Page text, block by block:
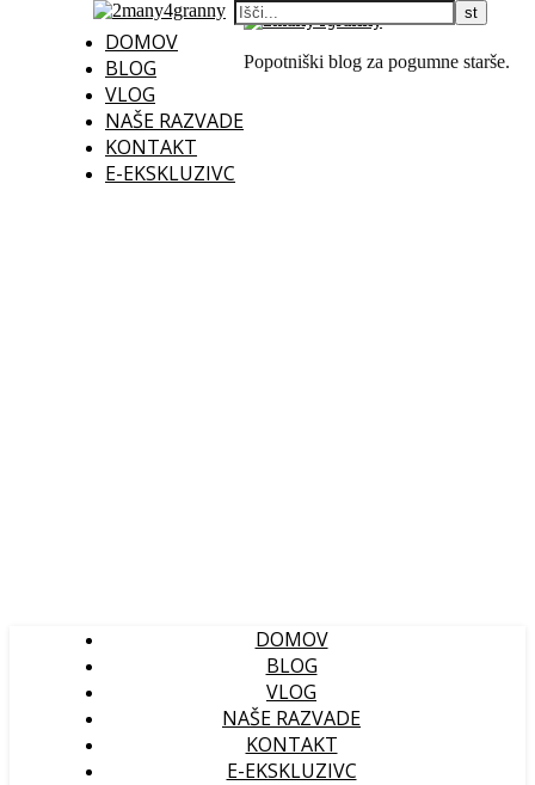
DOMOV
BLOG
VLOG
NAŠE RAZVADE
KONTAKT
E-EKSKLUZIVC
Popotniški blog za pogumne starše.
DOMOV
BLOG
VLOG
NAŠE RAZVADE
KONTAKT
E-EKSKLUZIVC